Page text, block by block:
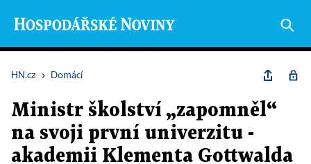
HN.cz › Domácí
Ministr školství „zapomněl“
na svoji první univerzitu -
akademii Klementa Gottwalda